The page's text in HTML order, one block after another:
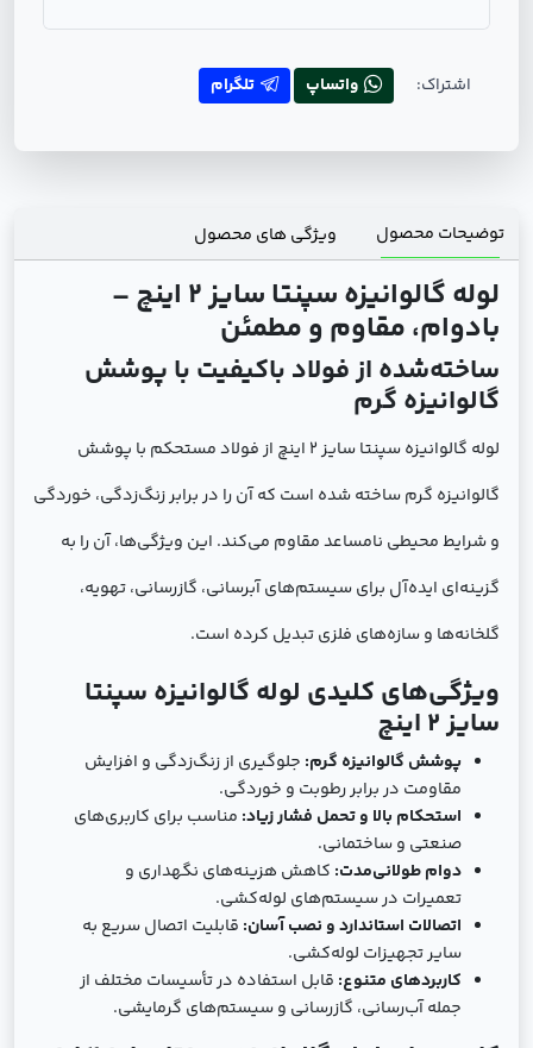
اشتراک: واتساپ تلگرام
توضیحات محصول ویژگی های محصول
لوله گالوانیزه سپنتا سایز 2 اینچ –
بادوام، مقاوم و مطمئن
ساخته‌شده از فولاد باکیفیت با پوشش
گالوانیزه گرم
لوله گالوانیزه سپنتا سایز 2 اینچ از فولاد مستحکم با پوشش
گالوانیزه گرم ساخته شده است که آن را در برابر زنگ‌زدگی، خوردگی
و شرایط محیطی نامساعد مقاوم می‌کند. این ویژگی‌ها، آن را به
گزینه‌ای ایده‌آل برای سیستم‌های آبرسانی، گازرسانی، تهویه،
گلخانه‌ها و سازه‌های فلزی تبدیل کرده است.
ویژگی‌های کلیدی لوله گالوانیزه سپنتا
سایز 2 اینچ
پوشش گالوانیزه گرم: جلوگیری از زنگ‌زدگی و افزایش
مقاومت در برابر رطوبت و خوردگی.
استحکام بالا و تحمل فشار زیاد: مناسب برای کاربری‌های
صنعتی و ساختمانی.
دوام طولانی‌مدت: کاهش هزینه‌های نگهداری و
تعمیرات در سیستم‌های لوله‌کشی.
اتصالات استاندارد و نصب آسان: قابلیت اتصال سریع به
سایر تجهیزات لوله‌کشی.
کاربردهای متنوع: قابل استفاده در تأسیسات مختلف از
جمله آب‌رسانی، گازرسانی و سیستم‌های گرمایشی.